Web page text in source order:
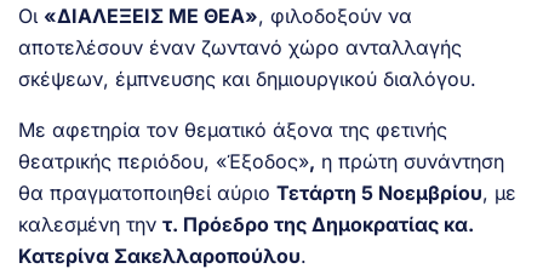
Οι «ΔΙΑΛΕΞΕΙΣ ΜΕ ΘΕΑ», φιλοδοξούν να
αποτελέσουν έναν ζωντανό χώρο ανταλλαγής
σκέψεων, έμπνευσης και δημιουργικού διαλόγου.
Με αφετηρία τον θεματικό άξονα της φετινής
θεατρικής περιόδου, «Έξοδος», η πρώτη συνάντηση
θα πραγματοποιηθεί αύριο Τετάρτη 5 Νοεμβρίου, με
καλεσμένη την τ. Πρόεδρο της Δημοκρατίας κα.
Κατερίνα Σακελλαροπούλου.